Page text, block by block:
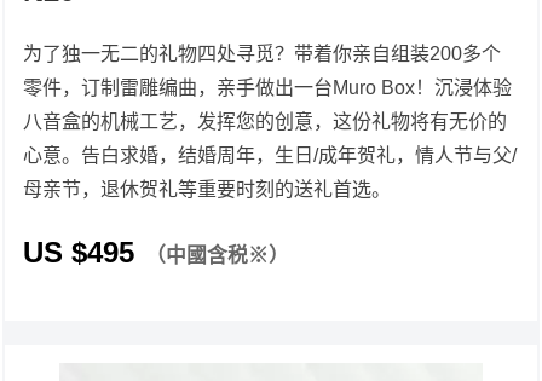
为了独一无二的礼物四处寻觅？带着你亲自组装200多个
零件，订制雷雕编曲，亲手做出一台Muro Box！沉浸体验
八音盒的机械工艺，发挥您的创意，这份礼物将有无价的
心意。告白求婚，结婚周年，生日/成年贺礼，情人节与父/
母亲节，退休贺礼等重要时刻的送礼首选。
US $495 （中國含税※）